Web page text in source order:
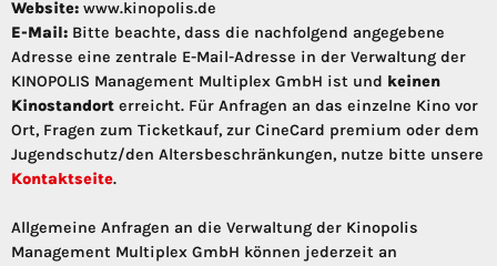
Website: www.kinopolis.de
E-Mail: Bitte beachte, dass die nachfolgend angegebene
Adresse eine zentrale E-Mail-Adresse in der Verwaltung der
KINOPOLIS Management Multiplex GmbH ist und keinen
Kinostandort erreicht. Für Anfragen an das einzelne Kino vor
Ort, Fragen zum Ticketkauf, zur CineCard premium oder dem
Jugendschutz/den Altersbeschränkungen, nutze bitte unsere
Kontaktseite.
Allgemeine Anfragen an die Verwaltung der Kinopolis
Management Multiplex GmbH können jederzeit an